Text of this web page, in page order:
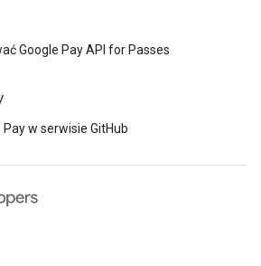
Google Pay API for Passes
Pay w serwisie GitHub